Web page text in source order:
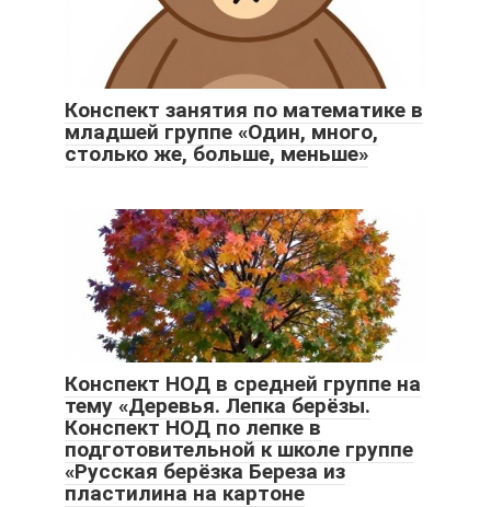
Конспект занятия по математике в
младшей группе «Один, много,
столько же, больше, меньше»
Конспект НОД в средней группе на
тему «Деревья. Лепка берёзы.
Конспект НОД по лепке в
подготовительной к школе группе
«Русская берёзка Береза из
пластилина на картоне